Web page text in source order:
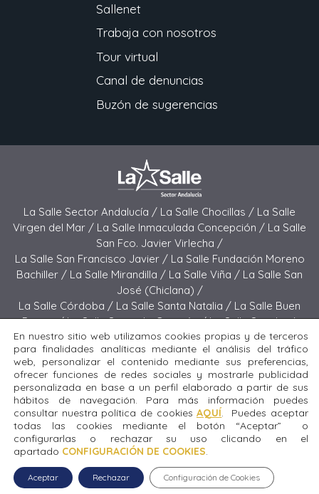
Sallenet
Trabaja con nosotros
Tour virtual
Canal de denuncias
Buzón de sugerencias
La Salle Sector Andalucía / La Salle Chocillas / La Salle
Virgen del Mar / La Salle Inmaculada Concepción / La Salle
San Fco. Javier Virlecha /
La Salle San Francisco Javier / La Salle Fundación Moreno
Bachiller / La Salle Mirandilla / La Salle Viña / La Salle San
José (Chiclana) /
La Salle Córdoba / La Salle Santa Natalia / La Salle Buen
Pastor /La Salle Sagrado Corazón /La Salle San José
(Jerez) / La Salle El Carmen (Melilla) /
La Salle Buen Consejo /La Salle El Carmen (San Fernando) /
La Salle San Francisco /La Salle Felipe Benito /La Salle La
Purísima
Todos los derechos reservados. Diseñado y desarrollado
por el equipo T.I.C. del Sector Andalucía © 2024 La Salle San
Fco. Javier Virlecha.
Aviso legal Política de privacidad|Política de cookies
En nuestro sitio web utilizamos cookies propias y de terceros
para finalidades analíticas mediante el análisis del tráfico
web, personalizar el contenido mediante sus preferencias,
ofrecer funciones de redes sociales y mostrarle publicidad
personalizada en base a un perfil elaborado a partir de sus
hábitos de navegación. Para más información puedes
consultar nuestra política de cookiesAQUÍ. Puedes aceptar
todas las cookies mediante el botón “Aceptar” o
configurarlas o rechazar su uso clicando en el
apartado CONFIGURACIÓN DE COOKIES.
Aceptar Rechazar Configuración de Cookies